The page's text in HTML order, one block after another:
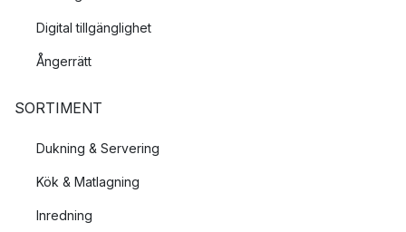
Digital tillgänglighet
Ångerrätt
SORTIMENT
Dukning & Servering
Kök & Matlagning
Inredning